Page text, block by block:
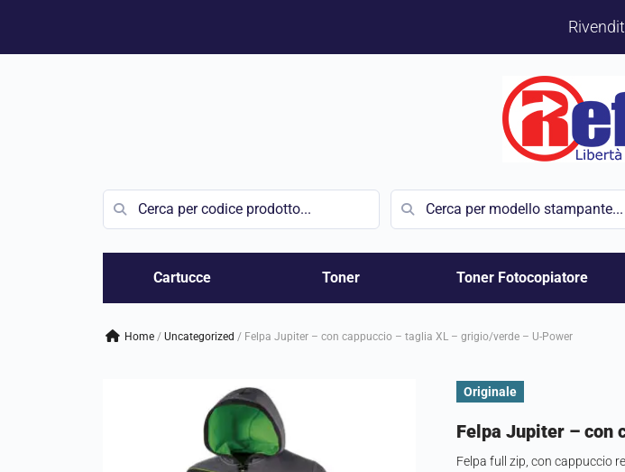
Vai
Cartucce Toner Toner Fotocopiatore
Home / uncategorized / Felpa Jupiter – con cappuccio – taglia XL – grigio/verde – U-Power
Originale
Felpa Jupiter – con
Felpa full zip, con cappuccio